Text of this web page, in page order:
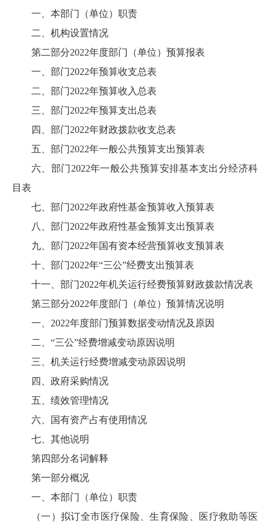
一、本部门（单位）职责
二、机构设置情况
第二部分2022年度部门（单位）预算报表
一、部门2022年预算收支总表
二、部门2022年预算收入总表
三、部门2022年预算支出总表
四、部门2022年财政拨款收支总表
五、部门2022年一般公共预算支出预算表
六、部门2022年一般公共预算安排基本支出分经济科
目表
七、部门2022年政府性基金预算收入预算表
八、部门2022年政府性基金预算支出预算表
九、部门2022年国有资本经营预算收支预算表
十、部门2022年“三公”经费支出预算表
十一、部门2022年机关运行经费预算财政拨款情况表
第三部分2022年度部门（单位）预算情况说明
一、2022年度部门预算数据变动情况及原因
二、“三公”经费增减变动原因说明
三、机关运行经费增减变动原因说明
四、政府采购情况
五、绩效管理情况
六、国有资产占有使用情况
七、其他说明
第四部分名词解释
第一部分概况
一、本部门（单位）职责
（一）拟订全市医疗保险、生育保险、医疗救助等医